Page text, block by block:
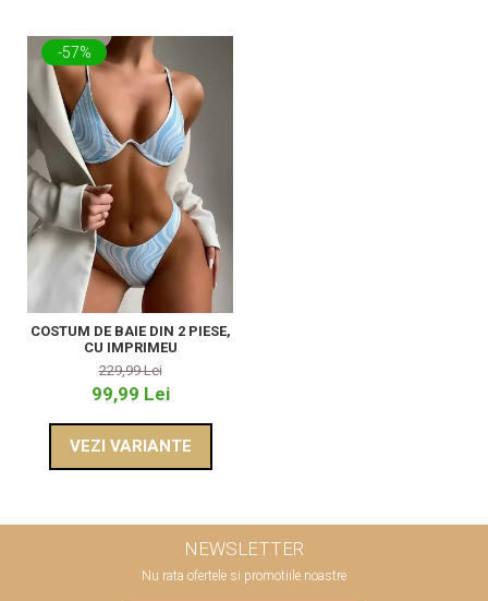
-57%
COSTUM DE BAIE DIN 2 PIESE,
CU IMPRIMEU
229,99 Lei
99,99 Lei
VEZI VARIANTE
NEWSLETTER
Nu rata ofertele si promotiile noastre